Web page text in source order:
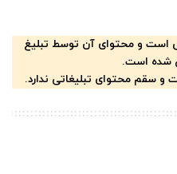
است و محتوای آن توسط تبلیغ
شده است.
سقم محتوای تبلیغاتی ندارد.